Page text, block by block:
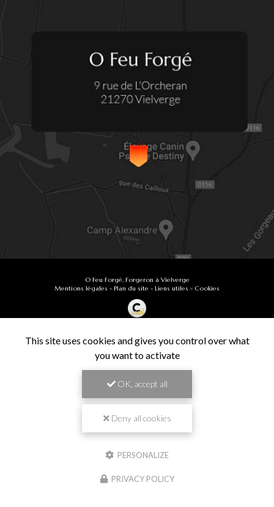
O Feu Forgé, Forgeron à Vielverge
Mentions légales - Plan du site - Liens utiles - Cookies
Secteur -En savoir +
9.9/10
VÉRIFIÉ
This site uses cookies and gives you control over what
you want to activate
OK, accept all
Deny all cookies
PERSONALIZE
PRIVACY POLICY